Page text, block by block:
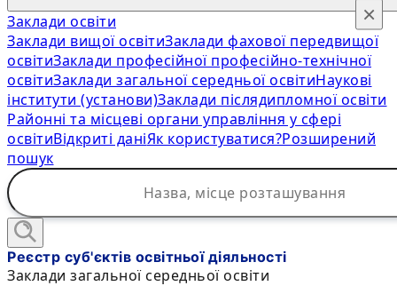
Заклади освіти
Заклади вищої освітиЗаклади фахової передвищої
освітиЗаклади професійної професійно-технічної
освітиЗаклади загальної середньої освітиНаукові
інститути (установи)Заклади післядипломної освіти
Районні та місцеві органи управління у сфері
освітиВідкриті даніЯк користуватися?Розширений
пошук
×
Реєстр суб'єктів освітньої діяльності
Заклади загальної середньої освіти